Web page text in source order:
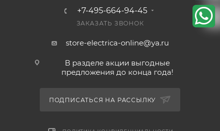
+7-495-664-94-45
ЗАКАЗАТЬ ЗВОНОК
store-electrica-online@ya.ru
В разделе акции выгодные
предложения до конца года!
ПОДПИСАТЬСЯ НА РАССЫЛКУ